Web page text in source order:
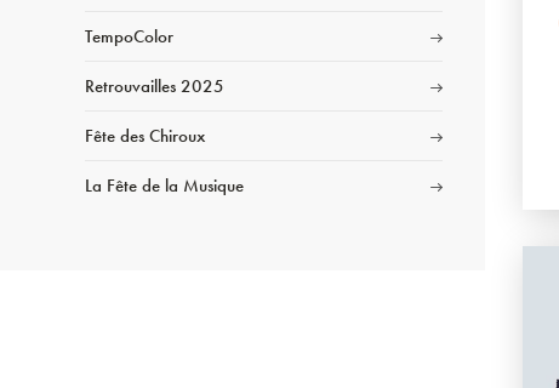
TempoColor
Retrouvailles 2025
Fête des Chiroux
La Fête de la Musique